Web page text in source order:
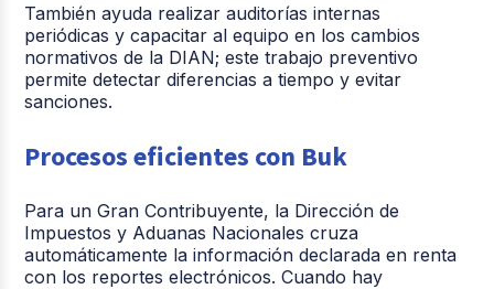
También ayuda realizar auditorías internas
periódicas y capacitar al equipo en los cambios
normativos de la DIAN; este trabajo preventivo
permite detectar diferencias a tiempo y evitar
sanciones.
Procesos eficientes con Buk
Para un Gran Contribuyente, la Dirección de
Impuestos y Aduanas Nacionales cruza
automáticamente la información declarada en renta
con los reportes electrónicos. Cuando hay